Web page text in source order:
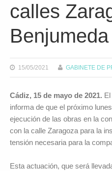
calles
Benjumeda
15/05/2021 GABINETE DE
Cádiz, 15 de mayo de 2021.
informa de que el próximo
ejecución de las obras en la
con la calle Zaragoza para la
tensión necesaria para la
Esta actuación, que será